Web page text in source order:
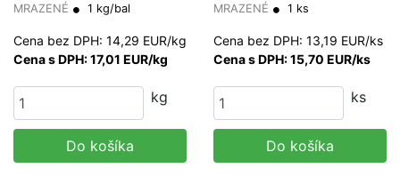
glazúra (PD)
MRAZENÉ 1 kg/bal
Cena bez DPH: 14,29 EUR/kg
Cena s DPH: 17,01 EUR/kg
kg
Do košíka
MRAZENÉ 1 ks
Cena bez DPH: 13,19 EUR/ks
Cena s DPH: 15,70 EUR/ks
ks
Do košíka